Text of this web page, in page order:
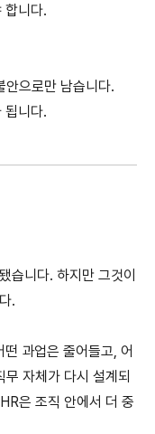
합니다.
안으로만 남습니다.
됩니다.
습니다. 하지만 그것이
.
과업은 줄어들고, 어
자체가 다시 설계되
은 조직 안에서 더 중